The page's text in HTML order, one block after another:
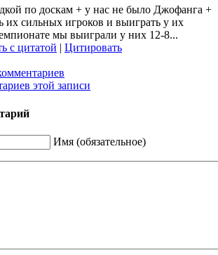
по доскам + у нас не было Джофанга +
их сильных игроков и выиграть у их
мы выиграли у них 12-8...
с цитатой | Цитировать
этой записи
Имя (обязательное)